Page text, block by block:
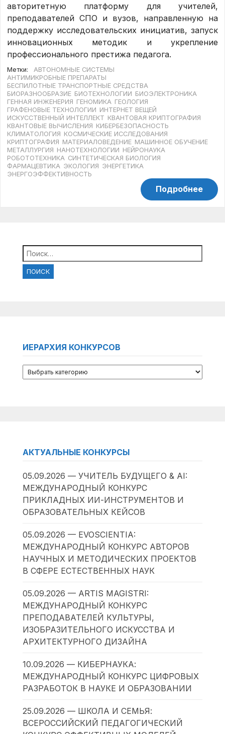
авторитетную платформу для учителей,
преподавателей СПО и вузов, направленную на
поддержку исследовательских инициатив, запуск
инновационных методик и укрепление
профессионального престижа педагога.
Метки:
АВТОНОМНЫЕ СИСТЕМЫ
АНТИМИКРОБНЫЕ ПРЕПАРАТЫ
БЕСПИЛОТНЫЕ ТРАНСПОРТНЫЕ СРЕДСТВА
БИОРАЗНООБРАЗИЕ БИОТЕХНОЛОГИИ БИОЭЛЕКТРОНИКА
ГЕННАЯ ИНЖЕНЕРИЯ ГЕНОМИКА ГЕОЛОГИЯ
ГРАФЕНОВЫЕ ТЕХНОЛОГИИ ИНТЕРНЕТ ВЕЩЕЙ
ИСКУССТВЕННЫЙ ИНТЕЛЛЕКТ КВАНТОВАЯ КРИПТОГРАФИЯ
КВАНТОВЫЕ ВЫЧИСЛЕНИЯ КИБЕРБЕЗОПАСНОСТЬ
КЛИМАТОЛОГИЯ КОСМИЧЕСКИЕ ИССЛЕДОВАНИЯ
КРИПТОГРАФИЯ МАТЕРИАЛОВЕДЕНИЕ МАШИННОЕ ОБУЧЕНИЕ
МЕТАЛЛУРГИЯ НАНОТЕХНОЛОГИИ НЕЙРОНАУКА
РОБОТОТЕХНИКА СИНТЕТИЧЕСКАЯ БИОЛОГИЯ
ФАРМАЦЕВТИКА ЭКОЛОГИЯ ЭНЕРГЕТИКА
ЭНЕРГОЭФФЕКТИВНОСТЬ
Подробнее
Найти:
ИЕРАРХИЯ КОНКУРСОВ
АКТУАЛЬНЫЕ КОНКУРСЫ
05.09.2026 — УЧИТЕЛЬ БУДУЩЕГО & AI:
МЕЖДУНАРОДНЫЙ КОНКУРС
ПРИКЛАДНЫХ ИИ-ИНСТРУМЕНТОВ И
ОБРАЗОВАТЕЛЬНЫХ КЕЙСОВ
05.09.2026 — EVOSCIENTIA:
МЕЖДУНАРОДНЫЙ КОНКУРС АВТОРОВ
НАУЧНЫХ И МЕТОДИЧЕСКИХ ПРОЕКТОВ
В СФЕРЕ ЕСТЕСТВЕННЫХ НАУК
05.09.2026 — ARTIS MAGISTRI:
МЕЖДУНАРОДНЫЙ КОНКУРС
ПРЕПОДАВАТЕЛЕЙ КУЛЬТУРЫ,
ИЗОБРАЗИТЕЛЬНОГО ИСКУССТВА И
АРХИТЕКТУРНОГО ДИЗАЙНА
10.09.2026 — КИБЕРНАУКА:
МЕЖДУНАРОДНЫЙ КОНКУРС ЦИФРОВЫХ
РАЗРАБОТОК В НАУКЕ И ОБРАЗОВАНИИ
25.09.2026 — ШКОЛА И СЕМЬЯ:
ВСЕРОССИЙСКИЙ ПЕДАГОГИЧЕСКИЙ